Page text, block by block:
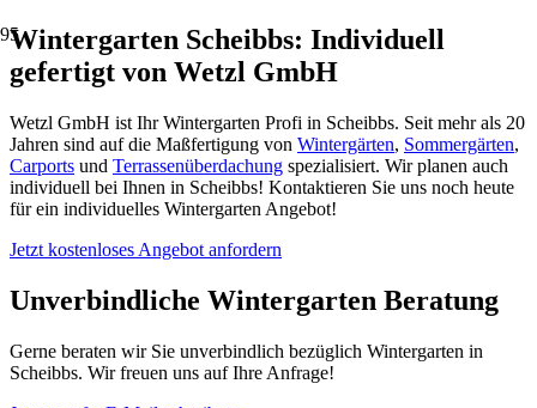
Wintergarten Scheibbs: Individuell
gefertigt von Wetzl GmbH
Wetzl GmbH ist Ihr Wintergarten Profi in Scheibbs. Seit mehr als 20
Jahren sind auf die Maßfertigung von Wintergärten, Sommergärten,
Carports und Terrassenüberdachung spezialisiert. Wir planen auch
individuell bei Ihnen in Scheibbs! Kontaktieren Sie uns noch heute
für ein individuelles Wintergarten Angebot!
Jetzt kostenloses Angebot anfordern
Unverbindliche Wintergarten Beratung
Gerne beraten wir Sie unverbindlich bezüglich Wintergarten in
Scheibbs. Wir freuen uns auf Ihre Anfrage!